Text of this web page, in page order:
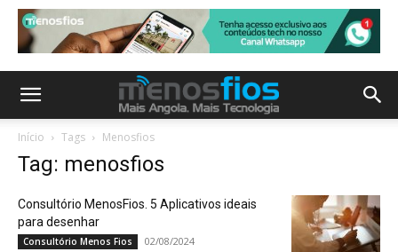
Início Tags Menosfios
Tag: menosfios
Consultório MenosFios. 5 Aplicativos ideais
para desenhar
Consultório Menos Fios 02/08/2024